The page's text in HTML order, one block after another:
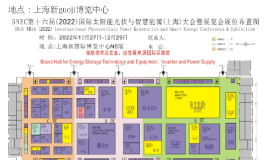
地点：上海新guoji博览中心